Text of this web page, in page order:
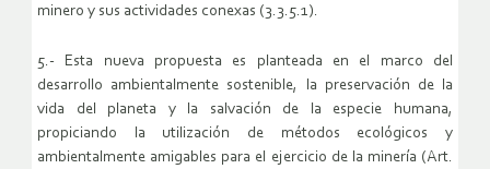
minero y sus actividades conexas (3.3.5.1).
5.- Esta nueva propuesta es planteada en el marco del
desarrollo ambientalmente sostenible, la preservación de la
vida del planeta y la salvación de la especie humana,
propiciando la utilización de métodos ecológicos y
ambientalmente amigables para el ejercicio de la minería (Art.